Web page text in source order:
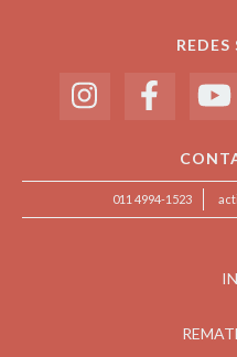
REDES
011 4994-1523